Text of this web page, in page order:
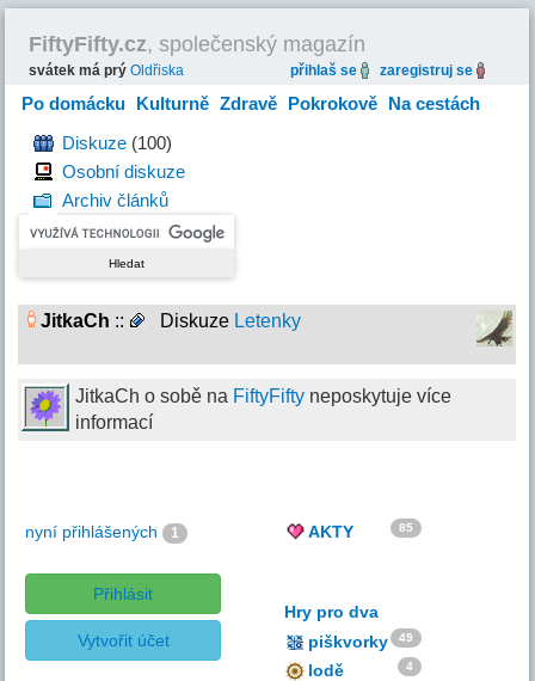
FiftyFifty.cz, společenský magazín
svátek má prýOldřiska přihlaš se zaregistruj se
Po domácku Kulturně Zdravě Pokrokově Na cestách
HravěDiskuze (100)
Osobní diskuze
Archiv článků
JitkaCh :: Diskuze Letenky
JitkaCh o sobě na FiftyFifty neposkytuje více
informací
nyní přihlášených 1
Přihlásit
Vytvořit účet
AKTY 85
Hry pro dva
piškvorky
49
lodě 4